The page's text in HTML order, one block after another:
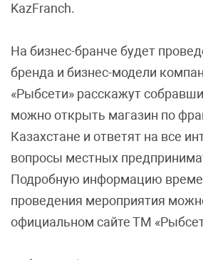
KazFranch.
На бизнес-бранче будет
бренда и бизнес-модели
«Рыбсети» расскажут
можно открыть магазин по
Казахстане и ответят на все
вопросы местных
Подробную информацию
проведения мероприятия
официальном сайте ТМ